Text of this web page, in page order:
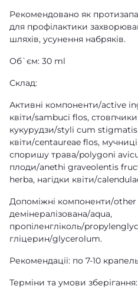
Рекомендовано як
для профілактики
шляхів, усунення набряків.
Об`єм: 30 ml
Склад:
Активні компоненти/active
квіти/sambuci flos,
кукурудзи/styli cum
квіти/centaureae flos,
споришу трава/polygoni
плоди/anethі graveolentіs
herba, нагідки квіти/
Допоміжні компоненти/
демінералізована/aqua,
пропіленгліколь/
гліцерин/glycerolum.
Рекомендації: по 7-10
Терміни та умови